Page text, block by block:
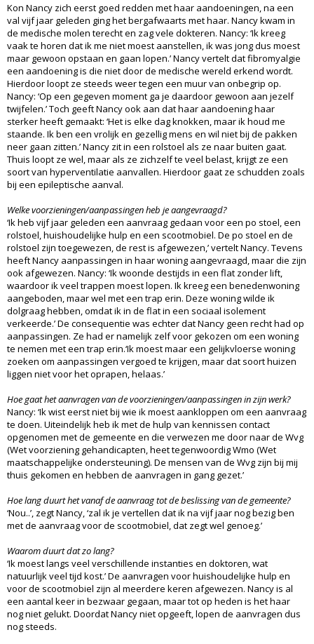
Kon Nancy zich eerst goed redden met haar aandoeningen, na een
val vijf jaar geleden ging het bergafwaarts met haar. Nancy kwam in
de medische molen terecht en zag vele dokteren. Nancy: ‘Ik kreeg
vaak te horen dat ik me niet moest aanstellen, ik was jong dus moest
maar gewoon opstaan en gaan lopen.’ Nancy vertelt dat fibromyalgie
een aandoening is die niet door de medische wereld erkend wordt.
Hierdoor loopt ze steeds weer tegen een muur van onbegrip op.
Nancy: ‘Op een gegeven moment ga je daardoor gewoon aan jezelf
twijfelen.’ Toch geeft Nancy ook aan dat haar aandoening haar
sterker heeft gemaakt: ‘Het is elke dag knokken, maar ik houd me
staande. Ik ben een vrolijk en gezellig mens en wil niet bij de pakken
neer gaan zitten.’ Nancy zit in een rolstoel als ze naar buiten gaat.
Thuis loopt ze wel, maar als ze zichzelf te veel belast, krijgt ze een
soort van hyperventilatie aanvallen. Hierdoor gaat ze schudden zoals
bij een epileptische aanval.
Welke voorzieningen/aanpassingen heb je aangevraagd?
‘Ik heb vijf jaar geleden een aanvraag gedaan voor een po stoel, een
rolstoel, huishoudelijke hulp en een scootmobiel. De po stoel en de
rolstoel zijn toegewezen, de rest is afgewezen,’ vertelt Nancy. Tevens
heeft Nancy aanpassingen in haar woning aangevraagd, maar die zijn
ook afgewezen. Nancy: ‘Ik woonde destijds in een flat zonder lift,
waardoor ik veel trappen moest lopen. Ik kreeg een benedenwoning
aangeboden, maar wel met een trap erin. Deze woning wilde ik
dolgraag hebben, omdat ik in de flat in een sociaal isolement
verkeerde.’ De consequentie was echter dat Nancy geen recht had op
aanpassingen. Ze had er namelijk zelf voor gekozen om een woning
te nemen met een trap erin.‘Ik moest maar een gelijkvloerse woning
zoeken om aanpassingen vergoed te krijgen, maar dat soort huizen
liggen niet voor het oprapen, helaas.’
Hoe gaat het aanvragen van de voorzieningen/aanpassingen in zijn werk?
Nancy: ‘Ik wist eerst niet bij wie ik moest aankloppen om een aanvraag
te doen. Uiteindelijk heb ik met de hulp van kennissen contact
opgenomen met de gemeente en die verwezen me door naar de Wvg
(Wet voorziening gehandicapten, heet tegenwoordig Wmo (Wet
maatschappelijke ondersteuning). De mensen van de Wvg zijn bij mij
thuis gekomen en hebben de aanvragen in gang gezet.’
Hoe lang duurt het vanaf de aanvraag tot de beslissing van de gemeente?
‘Nou..’, zegt Nancy, ‘zal ik je vertellen dat ik na vijf jaar nog bezig ben
met de aanvraag voor de scootmobiel, dat zegt wel genoeg.’
Waarom duurt dat zo lang?
‘Ik moest langs veel verschillende instanties en doktoren, wat
natuurlijk veel tijd kost.’ De aanvragen voor huishoudelijke hulp en
voor de scootmobiel zijn al meerdere keren afgewezen. Nancy is al
een aantal keer in bezwaar gegaan, maar tot op heden is het haar
nog niet gelukt. Doordat Nancy niet opgeeft, lopen de aanvragen dus
nog steeds.